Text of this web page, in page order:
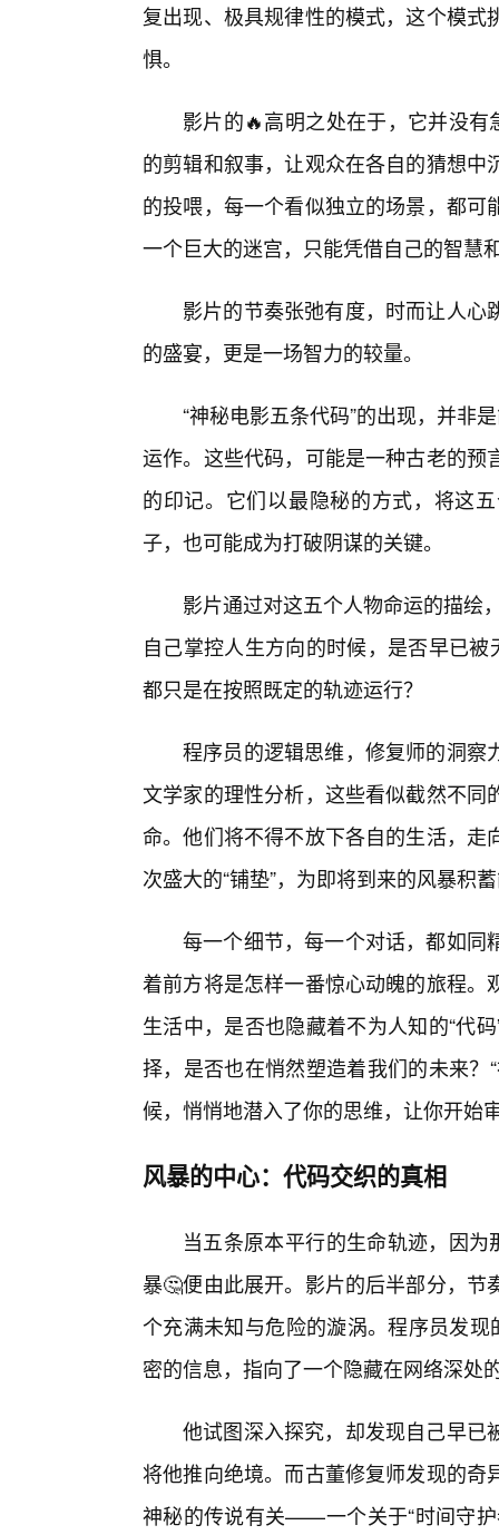
复出现、极具规律性的模式，这个模
惧。
影片的🔥高明之处在于，它并没有
的剪辑和叙事，让观众在各自的猜想
的投喂，每一个看似独立的场景，都
一个巨大的迷宫，只能凭借自己的智慧
影片的节奏张弛有度，时而让人
的盛宴，更是一场智力的较量。
“神秘电影五条代码”的出现，并非
运作。这些代码，可能是一种古老的
的印记。它们以最隐秘的方式，将这
子，也可能成为打破阴谋的关键。
影片通过对这五个人物命运的描绘
自己掌控人生方向的时候，是否早已
都只是在按照既定的轨迹运行？
程序员的逻辑思维，修复师的洞察
文学家的理性分析，这些看似截然不
命。他们将不得不放下各自的生活，
次盛大的“铺垫”，为即将到来的风暴积
每一个细节，每一个对话，都如同
着前方将是怎样一番惊心动魄的旅程
生活中，是否也隐藏着不为人知的“代
择，是否也在悄然塑造着我们的未来
候，悄悄地潜入了你的思维，让你开始
风暴的中心：代码交织的真相
当五条原本平行的生命轨迹，因
暴🤔便由此展开。影片的后半部分，
个充满未知与危险的漩涡。程序员发
密的信息，指向了一个隐藏在网络深处
他试图深入探究，却发现自己早已
将他推向绝境。而古董修复师发现的
神秘的传说有关——一个关于“时间守